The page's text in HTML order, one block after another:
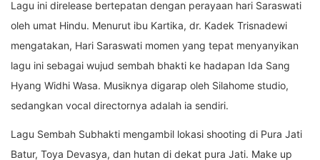
Lagu ini direlease bertepatan dengan perayaan hari Saraswati
oleh umat Hindu. Menurut ibu Kartika, dr. Kadek Trisnadewi
mengatakan, Hari Saraswati momen yang tepat menyanyikan
lagu ini sebagai wujud sembah bhakti ke hadapan Ida Sang
Hyang Widhi Wasa. Musiknya digarap oleh Silahome studio,
sedangkan vocal directornya adalah ia sendiri.
Lagu Sembah Subhakti mengambil lokasi shooting di Pura Jati
Batur, Toya Devasya, dan hutan di dekat pura Jati. Make up